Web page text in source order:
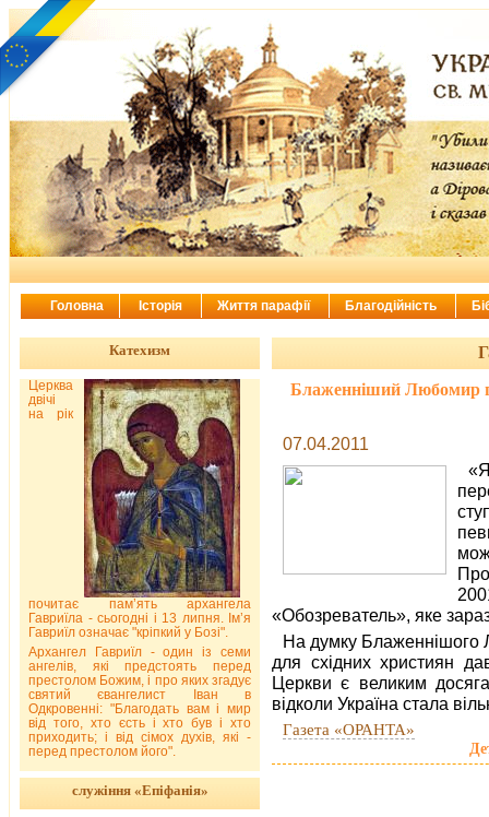
Блаженніший Любомир
07.04.2011
«Обозреватель», яке
На думку Блаженнішого
для східних християн
Церкви є великим
відколи Україна стала
Газета «ОРАНТА»
Катехизм
Церква
двічі
на рік
почитає пам’ять архангела
Гавриїла - сьогодні і 13 липня. Ім’я
Гавриїл означає "кріпкий у Бозі".
Архангел Гавриїл - один із семи
ангелів, які предстоять перед
престолом Божим, і про яких згадує
святий євангелист Іван в
Одкровенні: "Благодать вам і мир
від того, хто єсть і хто був і хто
приходить; і від сімох духів, які -
перед престолом його".
служіння «Епіфанія»
Головна Історія Життя парафії Благодійність